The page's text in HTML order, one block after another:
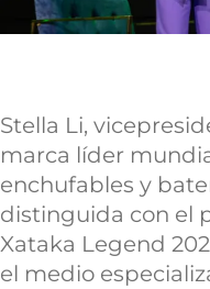
Stella Li,
marca líder
enchufables y
distinguida con el
Xataka Legend
el medio